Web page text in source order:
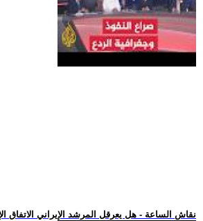
.. نقاش الساعة - هل يعرقل المرشد الإيراني الاتفاق